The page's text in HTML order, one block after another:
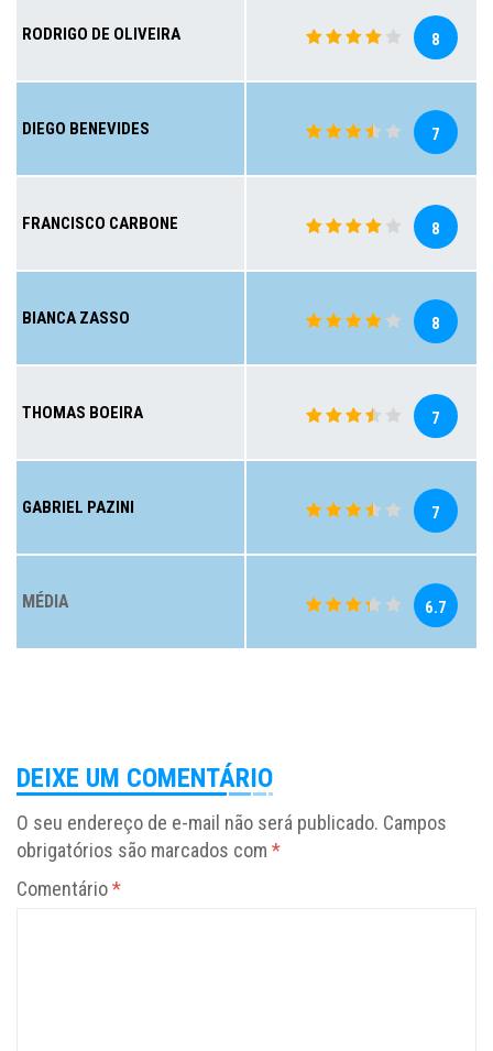
RODRIGO DE OLIVEIRA 8
DIEGO BENEVIDES 7
FRANCISCO CARBONE 8
BIANCA ZASSO 8
THOMAS BOEIRA 7
GABRIEL PAZINI 7
MÉDIA 6.7
DEIXE UM COMENTÁRIO
O seu endereço de e-mail não será publicado. Campos
obrigatórios são marcados com *
Comentário*